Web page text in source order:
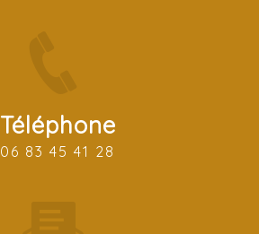
Téléphone
06 83 45 41 28